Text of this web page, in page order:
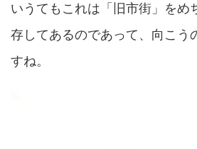
いうてもこれは「旧市街」をめ
存してあるのであって、向こう
すね。